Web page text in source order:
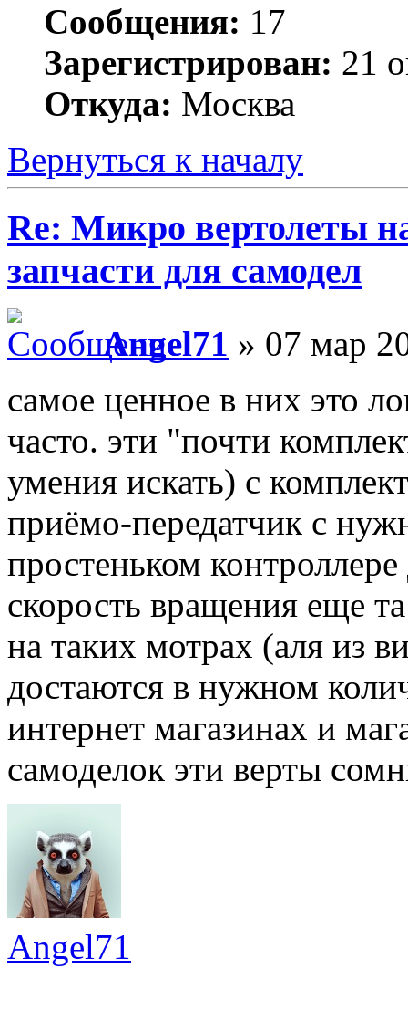
Сообщения: 17
Зарегистрирован: 21
Откуда: Москва
Вернуться к началу
Re: Микро вертолеты
запчасти для самодел
Angel71 » 07 мар
самое ценное в них это
часто. эти "почти
умения искать) с
приёмо-передатчик с
простеньком
скорость вращения еще
на таких мотрах (аля из
достаются в нужном
интернет магазинах и
самоделок эти верты
Angel71